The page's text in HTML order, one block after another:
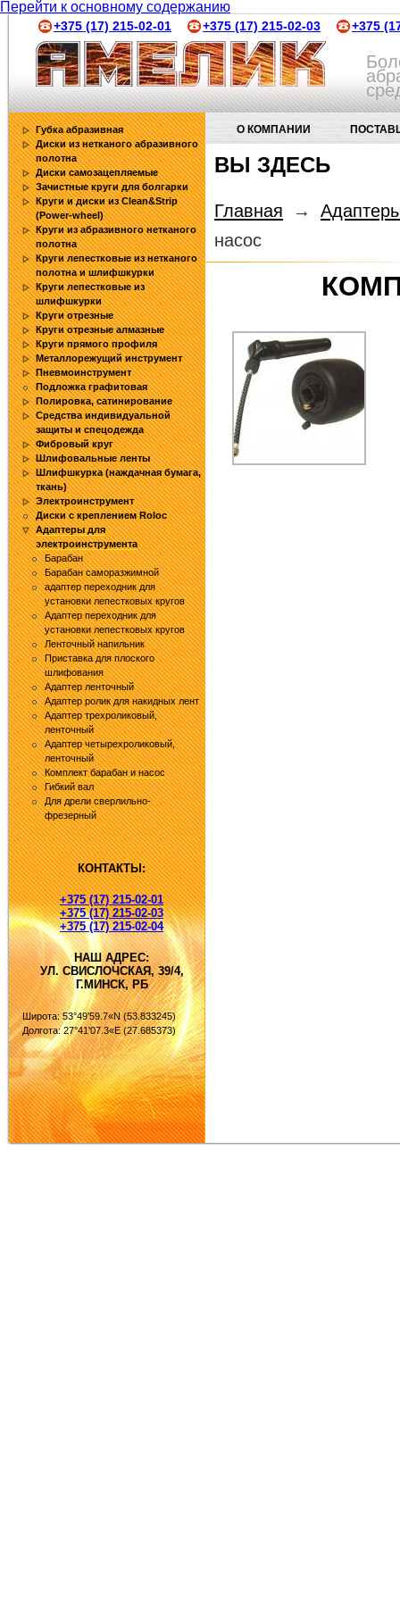
Перейти к основному содержанию
+375 (17) 215-02-01 +375 (17) 215-02-03 +375
Губка абразивная
Диски из нетканого абразивного
полотна
Диски самозацепляемые
Зачистные круги для болгарки
Круги и диски из Clean&Strip
(Power-wheel)
Круги из абразивного нетканого
полотна
Круги лепестковые из нетканого
полотна и шлифшкурки
Круги лепестковые из
шлифшкурки
Круги отрезные
Круги отрезные алмазные
Круги прямого профиля
Металлорежущий инструмент
Пневмоинструмент
Подложка графитовая
Полировка, сатинирование
Средства индивидуальной
защиты и спецодежда
Фибровый круг
Шлифовальные ленты
Шлифшкурка (наждачная бумага,
ткань)
Электроинструмент
Диски с креплением Roloc
Адаптеры для
электроинструмента
Барабан
Барабан саморазжимной
адаптер переходник для
установки лепестковых кругов
Адаптер переходник для
установки лепестковых кругов
Ленточный напильник
Приставка для плоского
шлифования
Адаптер ленточный
Адаптер ролик для накидных лент
Адаптер трехроликовый,
ленточный
Адаптер четырехроликовый,
ленточный
Комплект барабан и насос
Гибкий вал
Для дрели сверлильно-
фрезерный
КОНТАКТЫ:
+375 (17) 215-02-01
+375 (17) 215-02-03
+375 (17) 215-02-04
НАШ АДРЕС:
УЛ. СВИСЛОЧСКАЯ, 39/4,
Г.МИНСК, РБ
Широта: 53°49'59.7«N (53.833245)
Долгота: 27°41'07.3«E (27.685373)
О КОМПАНИИ
АБРАЗИВНЫЕ
ВЫ ЗДЕСЬ
Главная →
насос